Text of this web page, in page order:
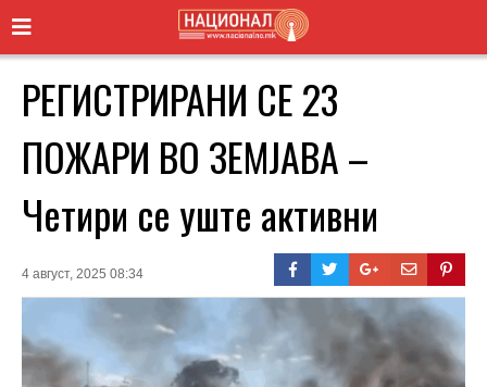
РЕГИСТРИРАНИ СЕ 23
ПОЖАРИ ВО ЗЕМЈАВА –
Четири се уште активни
4 август, 2025 08:34